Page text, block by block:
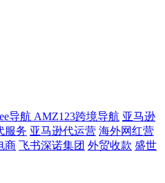
导航 AMZ123跨境导航 亚马逊
服务 亚马逊代运营 海外网红营
商 飞书深诺集团 外贸收款 盛世